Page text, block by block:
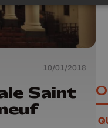
10/01/2018
Saint